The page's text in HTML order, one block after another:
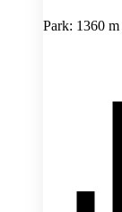
Park: 1360 m